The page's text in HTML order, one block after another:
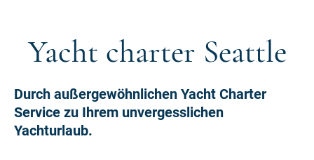
Yacht charter Seattle
Durch außergewöhnlichen Yacht Charter
Service zu Ihrem unvergesslichen
Yachturlaub.